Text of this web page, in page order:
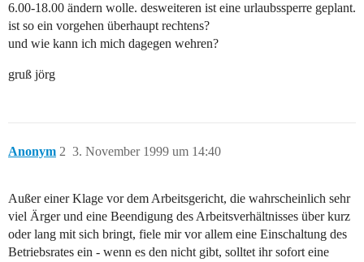
6.00-18.00 ändern wolle. desweiteren ist eine urlaubssperre geplant.
ist so ein vorgehen überhaupt rechtens?
und wie kann ich mich dagegen wehren?
gruß jörg
Anonym 3. November 1999 um 14:40
2
Außer einer Klage vor dem Arbeitsgericht, die wahrscheinlich sehr
viel Ärger und eine Beendigung des Arbeitsverhältnisses über kurz
oder lang mit sich bringt, fiele mir vor allem eine Einschaltung des
Betriebsrates ein - wenn es den nicht gibt, solltet ihr sofort eine